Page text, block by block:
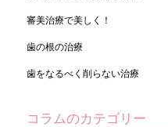
審美治療で美しく！
歯の根の治療
歯をなるべく削らない治療
コラムのカテゴリー